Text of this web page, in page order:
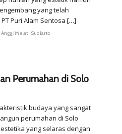
yang telah
Puri Alam Sentosa […]
Anggi Melati Sudiarto
Perumahan di Solo
budaya yang sangat
perumahan di Solo
yang selaras dengan